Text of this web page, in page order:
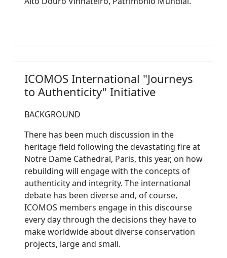
ICOMOS International "Journeys
to Authenticity" Initiative
BACKGROUND
There has been much discussion in the
heritage field following the devastating fire at
Notre Dame Cathedral, Paris, this year, on how
rebuilding will engage with the concepts of
authenticity and integrity. The international
debate has been diverse and, of course,
ICOMOS members engage in this discourse
every day through the decisions they have to
make worldwide about diverse conservation
projects, large and small.